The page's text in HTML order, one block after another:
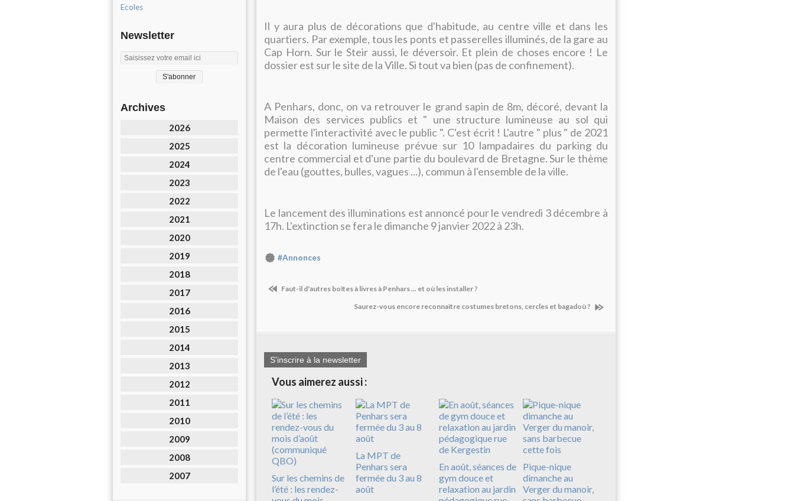
Ecoles
Newsletter
Archives
2026
2025
2024
2023
2022
2021
2020
2019
2018
2017
2016
2015
2014
2013
2012
2011
2010
2009
2008
2007
Il y aura plus de décorations que d'habitude, au centre ville et dans les
quartiers. Par exemple, tous les ponts et passerelles illuminés, de la gare au
Cap Horn. Sur le Steir aussi, le déversoir. Et plein de choses encore ! Le
dossier est sur le site de la Ville. Si tout va bien (pas de confinement).
A Penhars, donc, on va retrouver le grand sapin de 8m, décoré, devant la
Maison des services publics et " une structure lumineuse au sol qui
permette l'interactivité avec le public ". C'est écrit ! L'autre " plus " de 2021
est la décoration lumineuse prévue sur 10 lampadaires du parking du
centre commercial et d'une partie du boulevard de Bretagne. Sur le thème
de l'eau (gouttes, bulles, vagues ...), commun à l'ensemble de la ville.
Le lancement des illuminations est annoncé pour le vendredi 3 décembre à
17h. L'extinction se fera le dimanche 9 janvier 2022 à 23h.
#Annonces
Faut-il d'autres boîtes à livres à Penhars ... et où les installer ?
Saurez-vous encore reconnaître costumes bretons, cercles et bagadoù ?
S'inscrire à la newsletter
Vous aimerez aussi :
Sur les chemins de
l’été : les rendez-
La MPT de
Penhars sera
fermée du 3 au 8
août
En août, séances de
gym douce et
relaxation au jardin
Pique-nique
dimanche au
Verger du manoir,